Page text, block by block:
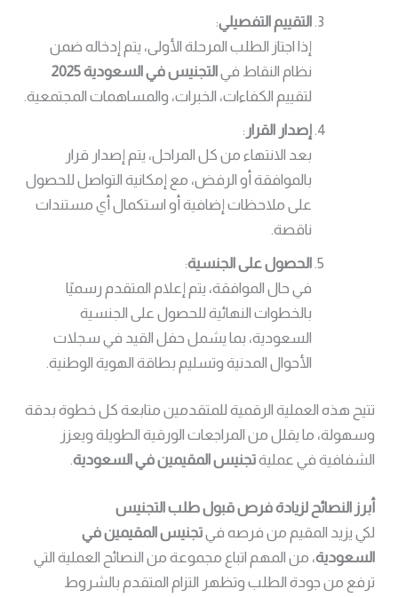
التقييم التفصيلي:
إذا اجتاز الطلب المرحلة الأولى، يتم إدخاله ضمن
نظام النقاط فيالتجنيس في السعودية 2025
لتقييم الكفاءات، الخبرات، والمساهمات المجتمعية.
إصدار القرار :
بعد الانتهاء من كل المراحل، يتم إصدار قرار
بالموافقة أو الرفض، مع إمكانية التواصل للحصول
على ملاحظات إضافية أو استكمال أي مستندات
ناقصة.
الحصول على الجنسية:
في حال الموافقة، يتم إعلام المتقدم رسميًا
بالخطوات النهائية للحصول على الجنسية
السعودية، بما يشمل حفل القيد في سجلات
الأحوال المدنية وتسليم بطاقة الهوية الوطنية.
تتيح هذه العملية الرقمية للمتقدمين متابعة كل خطوة بدقة
وسهولة، ما يقلل من المراجعات الورقية الطويلة ويعزز
الشفافية في عمليةتجنيس المقيمين في السعودية.
أبرز النصائح لزيادة فرص قبول طلب التجنيس
لكي يزيد المقيم من فرصه فيتجنيس المقيمين في
السعودية، من المهم اتباع مجموعة من النصائح العملية التي
ترفع من جودة الطلب وتظهر التزام المتقدم بالشروط